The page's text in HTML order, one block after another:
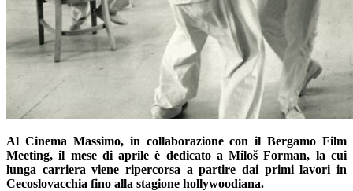
Al Cinema Massimo, in collaborazione con il Bergamo Film
Meeting, il mese di aprile è dedicato a Miloš Forman, la cui
lunga carriera viene ripercorsa a partire dai primi lavori in
Cecoslovacchia fino alla stagione hollywoodiana.